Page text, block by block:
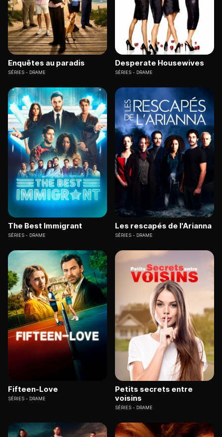
Enquêtes au paradis
SÉRIES DRAME
Desperate Housewives
SÉRIES DRAME
The Best Immigrant
SÉRIES DRAME
Les rescapés de l'Arianna
SÉRIES DRAME
Fifteen-Love
SÉRIES DRAME
Petits secrets entre
voisins
SÉRIES DRAME